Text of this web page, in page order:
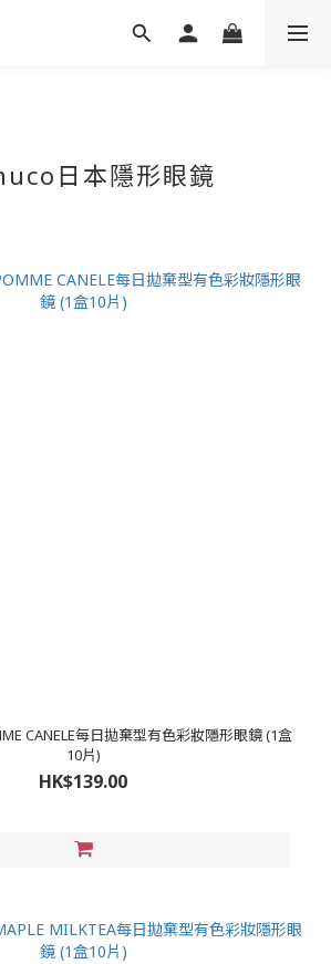
日本隱形眼鏡
CANELE每日拋棄型有色彩妝隱形眼鏡 (1盒
10片)
HK$139.00